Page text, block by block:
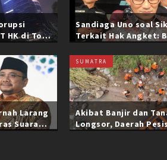
HK di Tol
Sandiaga Uno soal
Terkait Hak Angket:
Larang
Suara
SUMATRA
Akibat Banjir dan
Longsor, Daerah